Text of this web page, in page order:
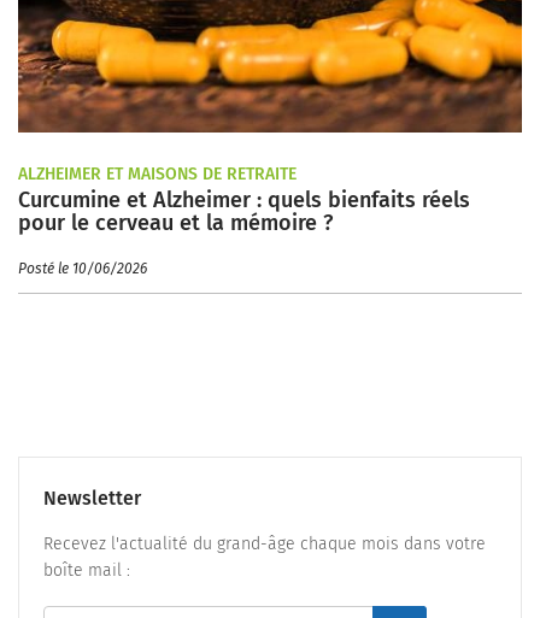
ALZHEIMER ET MAISONS DE RETRAITE
Curcumine et Alzheimer : quels bienfaits réels
pour le cerveau et la mémoire ?
Posté le 10/06/2026
Newsletter
Recevez l'actualité du grand-âge chaque mois dans votre
boîte mail :